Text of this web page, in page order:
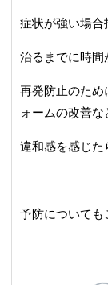
症状が強い場合
治るまでに時間
再発防止のため
ォームの改善な
違和感を感じた
予防についても